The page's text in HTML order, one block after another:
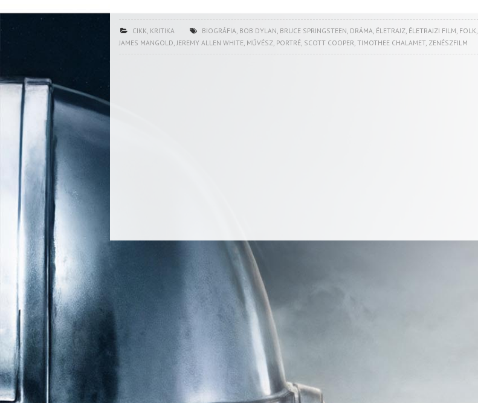
CIKK, KRITIKA BIOGRÁFIA, BOB DYLAN, BRUCE SPRINGSTEEN, DRÁMA, ÉLETRAJZ, ÉLETRAJZI FILM, FOLK,
JAMES MANGOLD,JEREMY ALLEN WHITE, MŰVÉSZ, PORTRÉ, SCOTT COOPER, TIMOTHEE CHALAMET, ZENÉSZFILM